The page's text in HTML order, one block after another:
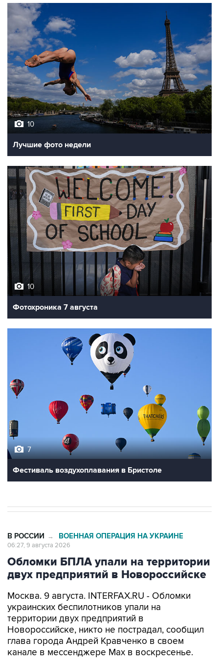
10
Лучшие фото недели
10
Фотохроника 7 августа
7
Фестиваль воздухоплавания в Бристоле
В РОССИИ → ВОЕННАЯ ОПЕРАЦИЯ НА УКРАИНЕ
06:27, 9 августа 2026
Обломки БПЛА упали на территории
двух предприятий в Новороссийске
Москва. 9 августа. INTERFAX.RU - Обломки
украинских беспилотников упали на
территории двух предприятий в
Новороссийске, никто не пострадал, сообщил
глава города Андрей Кравченко в своем
канале в мессенджере Max в воскресенье.